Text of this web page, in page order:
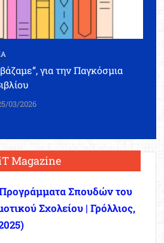
για την Παγκόσμια
03/2026
Magazine
Σπουδών του
Σχολείου | Γρόλλιος,